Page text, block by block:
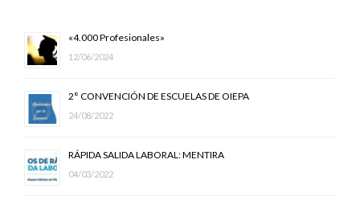
«4.000 Profesionales»
12/06/2024
2° CONVENCIÓN DE ESCUELAS DE OIEPA
24/08/2022
RÁPIDA SALIDA LABORAL: MENTIRA
04/03/2022